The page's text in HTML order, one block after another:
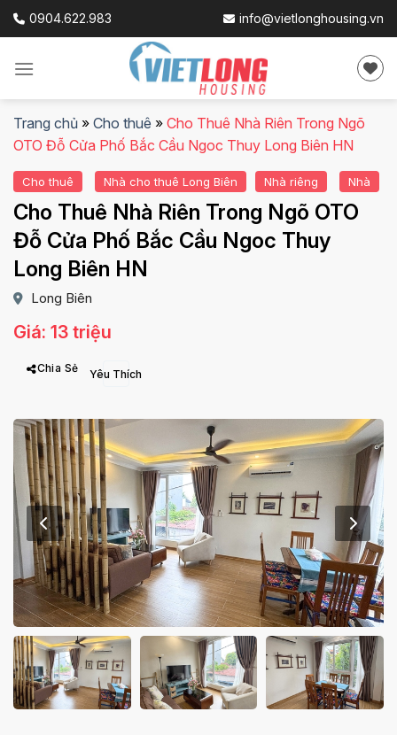
Skip
0904.622.983 info@vietlonghousing.vn
Trang chủ » Cho thuê » Cho Thuê Nhà Riên Trong Ngõ
OTO Đỗ Cửa Phố Bắc Cầu Ngoc Thuy Long Biên HN
Cho thuê Nhà cho thuê Long Biên Nhà riêng Nhà
Cho Thuê Nhà Riên Trong Ngõ OTO
Đỗ Cửa Phố Bắc Cầu Ngoc Thuy
Long Biên HN
Long Biên
Giá: 13 triệu
Chia Sẻ